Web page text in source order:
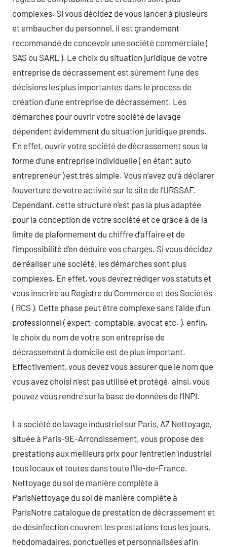
complexes. Si vous décidez de vous lancer à plusieurs
et embaucher du personnel, il est grandement
recommandé de concevoir une société commerciale (
SAS ou SARL ). Le choix du situation juridique de votre
entreprise de décrassement est sûrement l’une des
décisions les plus importantes dans le process de
création d’une entreprise de décrassement. Les
démarches pour ouvrir votre société de lavage
dépendent évidemment du situation juridique prends.
En effet, ouvrir votre société de décrassement sous la
forme d’une entreprise individuelle ( en étant auto
entrepreneur ) est très simple. Vous n’avez qu’à déclarer
l’ouverture de votre activité sur le site de l’URSSAF.
Cependant, cette structure n’est pas la plus adaptée
pour la conception de votre société et ce grâce à de la
limite de plafonnement du chiffre d’affaire et de
l’impossibilité d’en déduire vos charges. Si vous décidez
de réaliser une société, les démarches sont plus
complexes. En effet, vous devrez rédiger vos statuts et
vous inscrire au Registre du Commerce et des Sociétés
( RCS ). Cette phase peut être complexe sans l’aide d’un
professionnel ( expert-comptable, avocat etc. ). enfin,
le choix du nom de votre son entreprise de
décrassement à domicile est de plus important.
Effectivement, vous devez vous assurer que le nom que
vous avez choisi n’est pas utilisé et protégé. ainsi, vous
pouvez vous rendre sur la base de données de l’INPI.
La société de lavage industriel sur Paris, AZ Nettoyage,
située à Paris-9E-Arrondissement, vous propose des
prestations aux meilleurs prix pour l’entretien industriel
tous locaux et toutes dans toute l’Ile-de-France.
Nettoyage du sol de manière complète à
ParisNettoyage du sol de manière complète à
ParisNotre catalogue de prestation de décrassement et
de désinfection couvrent les prestations tous les jours,
hebdomadaires, ponctuelles et personnalisées afin